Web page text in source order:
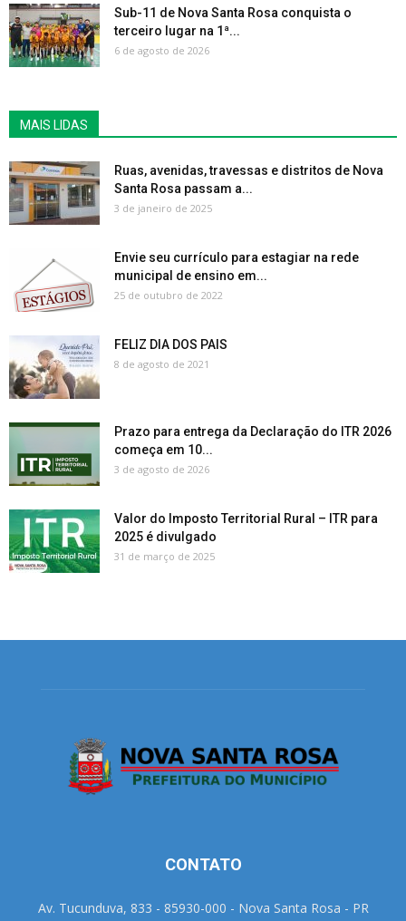
Sub-11 de Nova Santa Rosa conquista o
terceiro lugar na 1ª...
6 de agosto de 2026
MAIS LIDAS
Ruas, avenidas, travessas e distritos de Nova
Santa Rosa passam a...
3 de janeiro de 2025
Envie seu currículo para estagiar na rede
municipal de ensino em...
25 de outubro de 2022
FELIZ DIA DOS PAIS
8 de agosto de 2021
Prazo para entrega da Declaração do ITR 2026
começa em 10...
3 de agosto de 2026
Valor do Imposto Territorial Rural – ITR para
2025 é divulgado
31 de março de 2025
CONTATO
Av. Tucunduva, 833 - 85930-000 - Nova Santa Rosa - PR